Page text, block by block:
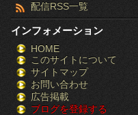
配信RSS一覧
インフォメーション
HOME
このサイトについて
サイトマップ
お問い合わせ
広告掲載
ブログを登録する